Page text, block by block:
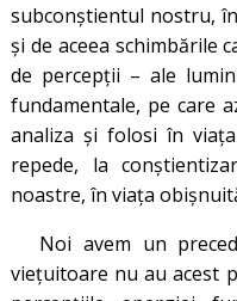
subconştientul nostru,
şi de aceea schimbările
de percepţii – ale
fundamentale, pe care
analiza şi folosi în
repede, la
noastre, în viaţa
Noi avem un
viețuitoare nu au acest